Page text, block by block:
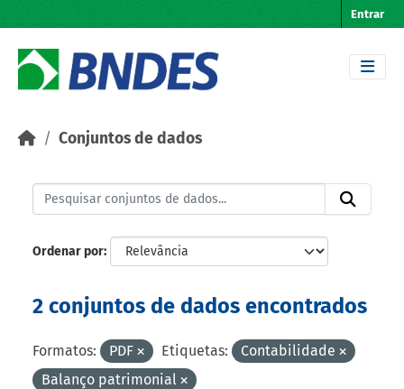
Entrar
Conjuntos de dados
Ordenar por
2 conjuntos de dados encontrados
Formatos: PDF Etiquetas:
Contabilidade
Balanço patrimonial